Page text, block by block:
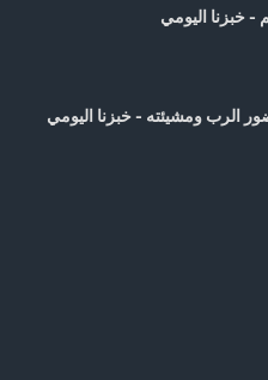
خبزنا اليومي
الرب ومشيئته - خبزنا اليومي